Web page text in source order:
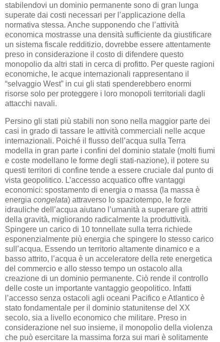
stabilendovi un dominio permanente sono di gran lunga
superate dai costi necessari per l’applicazione della
normativa stessa. Anche supponendo che l’attività
economica mostrasse una densità sufficiente da giustificare
un sistema fiscale redditizio, dovrebbe essere attentamente
preso in considerazione il costo di difendere questo
monopolio da altri stati in cerca di profitto. Per queste ragioni
economiche, le acque internazionali rappresentano il
“selvaggio West” in cui gli stati spenderebbero enormi
risorse solo per proteggere i loro monopoli territoriali dagli
attacchi navali.
Persino gli stati più stabili non sono nella maggior parte dei
casi in grado di tassare le attività commerciali nelle acque
internazionali. Poiché il flusso dell’acqua sulla Terra
modella in gran parte i confini del dominio statale (molti fiumi
e coste modellano le forme degli stati-nazione), il potere su
questi territori di confine tende a essere cruciale dal punto di
vista geopolitico. L’accesso acquatico offre vantaggi
economici: spostamento di energia o massa (la massa è
energia congelata) attraverso lo spaziotempo, le forze
idrauliche dell’acqua aiutano l’umanità a superare gli attriti
della gravità, migliorando radicalmente la produttività.
Spingere un carico di 10 tonnellate sulla terra richiede
esponenzialmente più energia che spingere lo stesso carico
sull’acqua. Essendo un territorio altamente dinamico e a
basso attrito, l’acqua è un acceleratore della rete energetica
del commercio e allo stesso tempo un ostacolo alla
creazione di un dominio permanente. Ciò rende il controllo
delle coste un importante vantaggio geopolitico. Infatti
l’accesso senza ostacoli agli oceani Pacifico e Atlantico è
stato fondamentale per il dominio statunitense del XX
secolo, sia a livello economico che militare. Preso in
considerazione nel suo insieme, il monopolio della violenza
che può esercitare la massima forza sui mari è solitamente